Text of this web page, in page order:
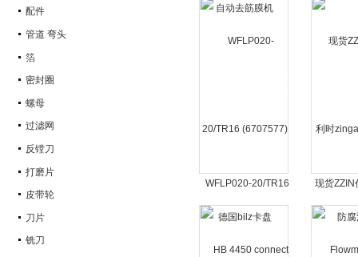
配件
管道 弯头
箔
密封圈
螺母
过滤网
反镗刀
打磨片
皮带轮
刀片
铣刀
筋膜机
WFLP020-20/TR16
(6707577)德国bilz卡
盘
现货ZZIN
zinga涂